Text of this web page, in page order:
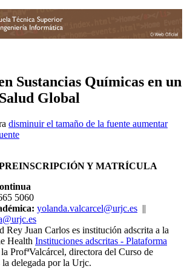
Sustancias Químicas en un
Global
disminuir el tamaño de la fuente aumentar
Y MATRÍCULA
5060
yolanda.valcarcel@urjc.es ||
Rey Juan Carlos es institución adscrita a la
Health Instituciones adscritas - Plataforma
ProfªValcárcel, directora del Curso de
la delegada por la Urjc.